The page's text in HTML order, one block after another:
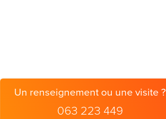
Un renseignement ou une visite ?
063 223 449